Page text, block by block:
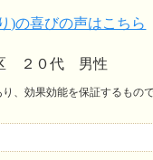
)の喜びの声はこちら
２０代 男性
、効果効能を保証するもので